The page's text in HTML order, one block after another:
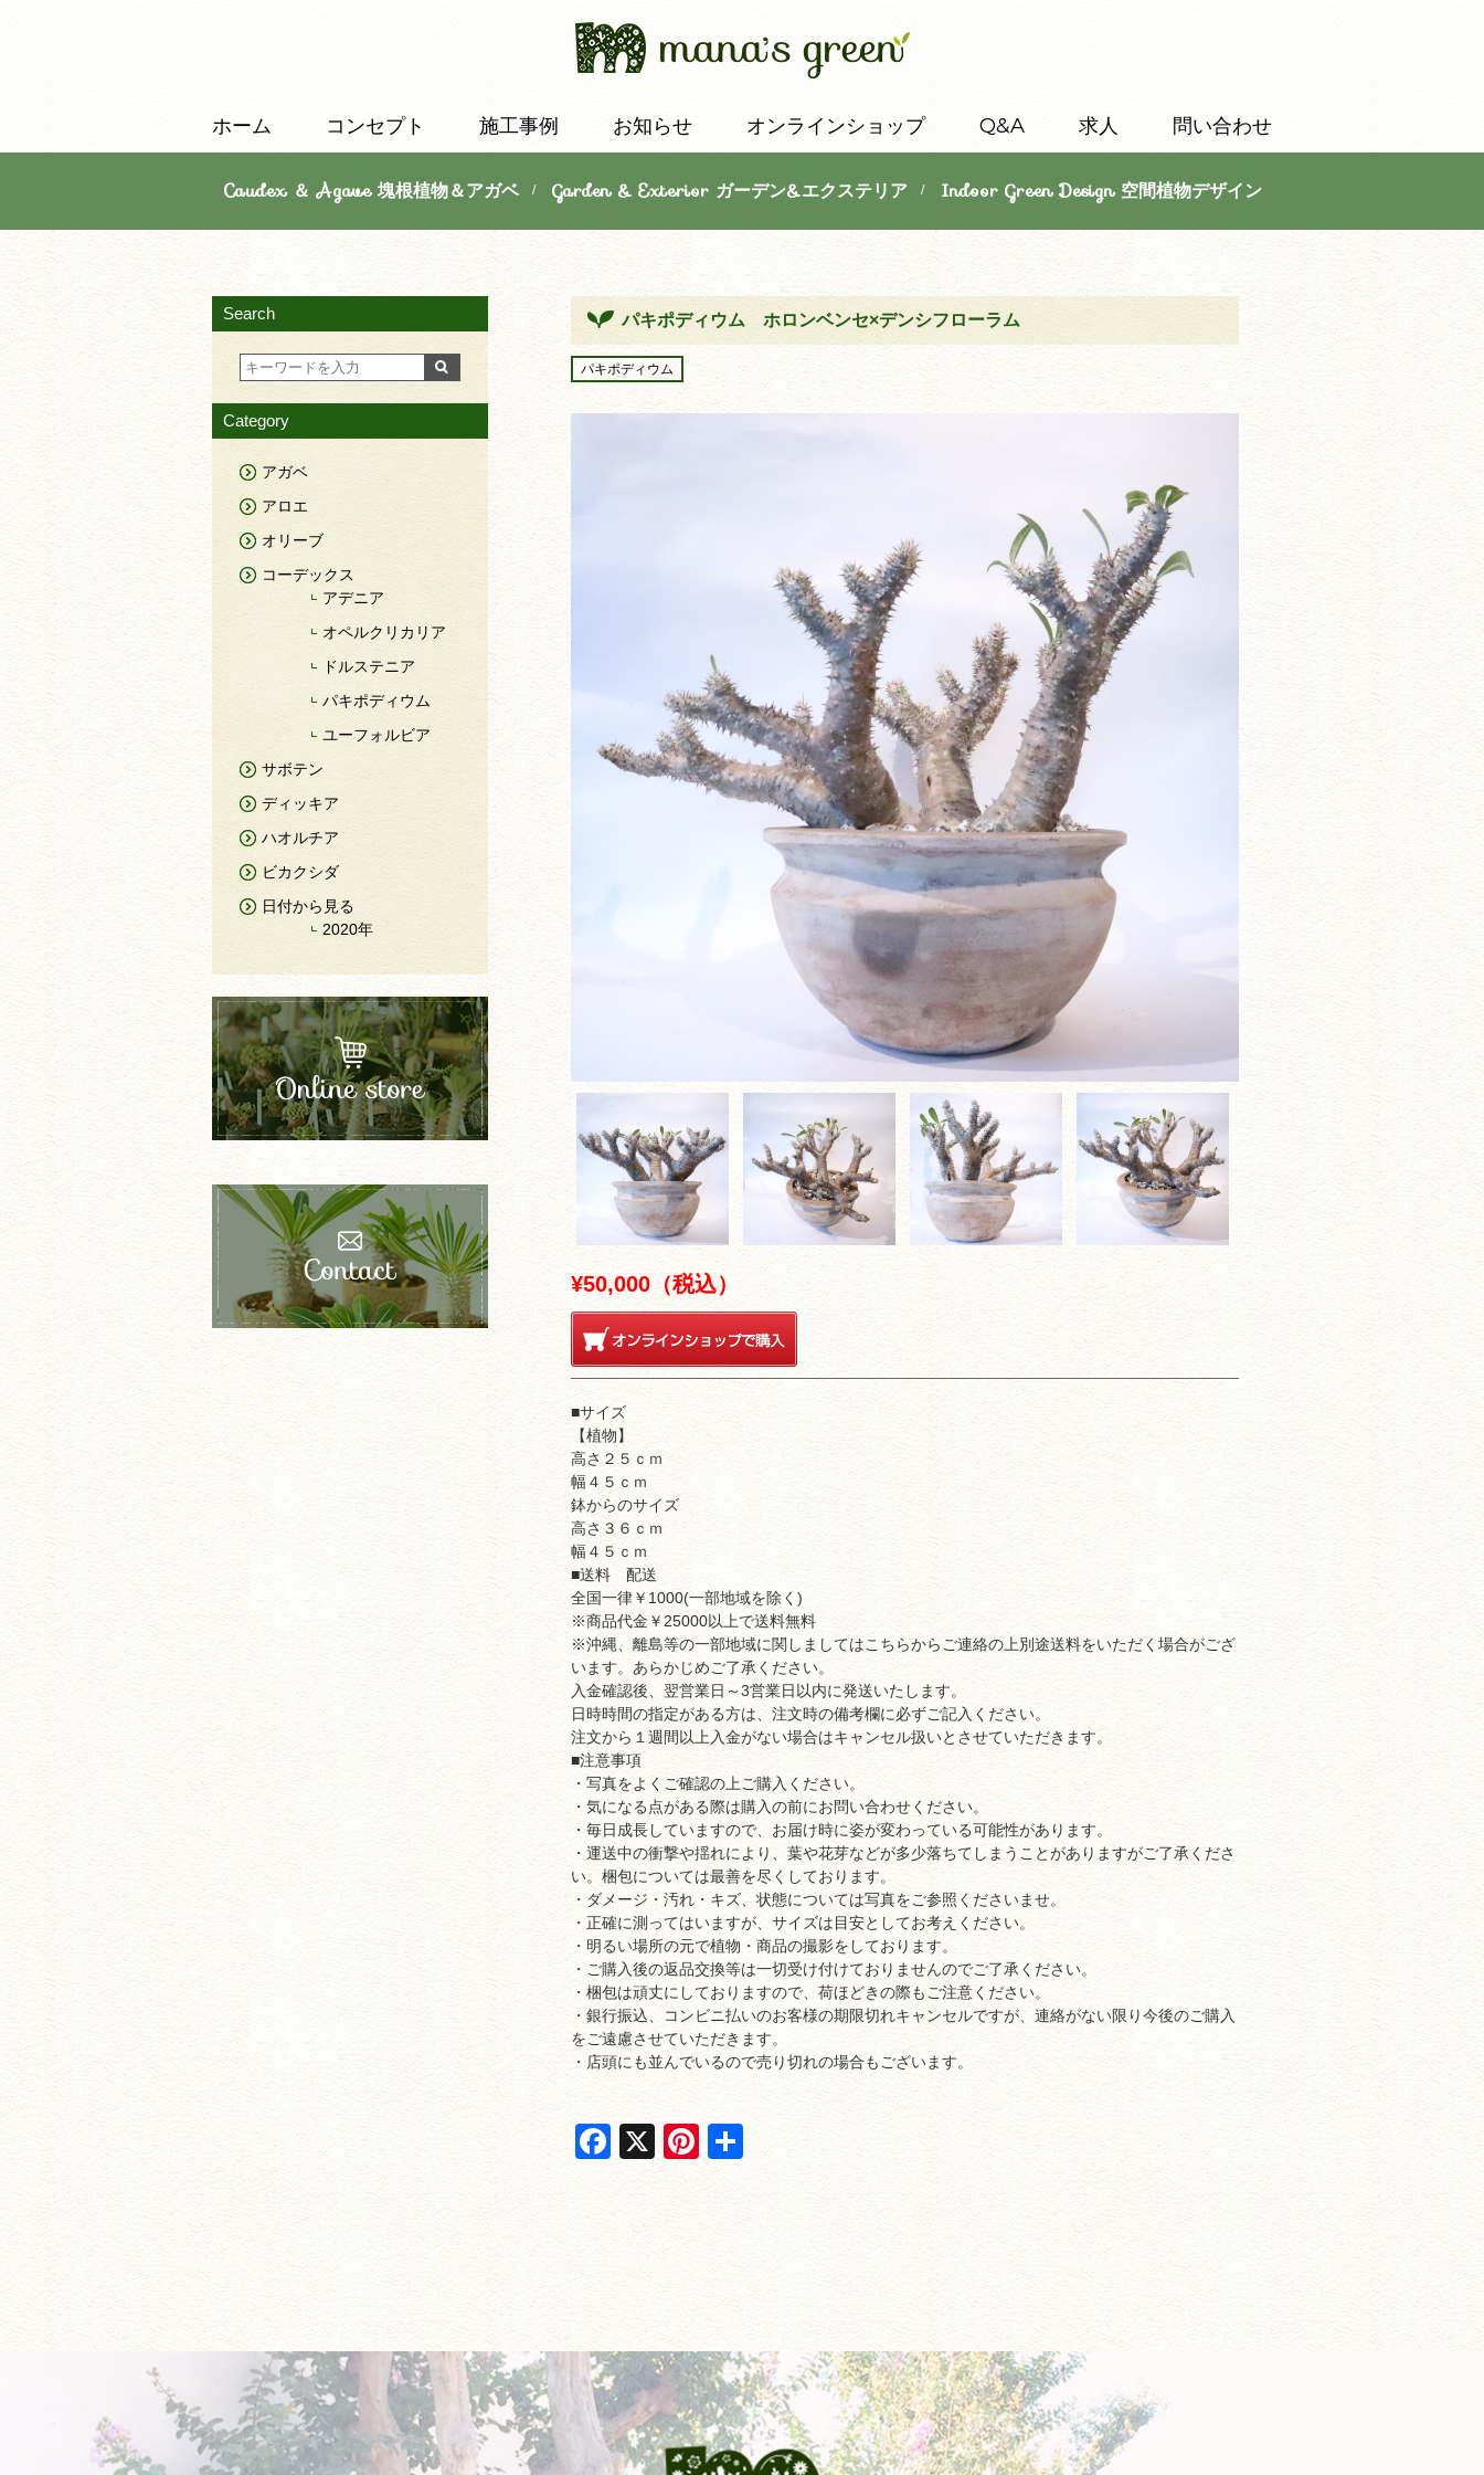
ホーム コンセプト 施工事例 お知らせ オンラインショップ Q&A 求人 問い合わせ
Caudex ＆ Agave 塊根植物＆アガベ/ Garden & Exterior ガーデン&エクステリア/ Indoor Green Design 空間植物デザイン
パキポディウム ホロンベンセ×デンシフローラム
パキポディウム
¥50,000（税込）
■サイズ
【植物】
高さ２５ｃｍ
幅４５ｃｍ
鉢からのサイズ
高さ３６ｃｍ
幅４５ｃｍ
■送料 配送
全国一律￥1000(一部地域を除く)
※商品代金￥25000以上で送料無料
※沖縄、離島等の一部地域に関しましてはこちらからご連絡の上別途送料をいただく場合がござ
います。あらかじめご了承ください。
入金確認後、翌営業日～3営業日以内に発送いたします。
日時時間の指定がある方は、注文時の備考欄に必ずご記入ください。
注文から１週間以上入金がない場合はキャンセル扱いとさせていただきます。
■注意事項
・写真をよくご確認の上ご購入ください。
・気になる点がある際は購入の前にお問い合わせください。
・毎日成長していますので、お届け時に姿が変わっている可能性があります。
・運送中の衝撃や揺れにより、葉や花芽などが多少落ちてしまうことがありますがご了承くださ
い。梱包については最善を尽くしております。
・ダメージ・汚れ・キズ、状態については写真をご参照くださいませ。
・正確に測ってはいますが、サイズは目安としてお考えください。
・明るい場所の元で植物・商品の撮影をしております。
・ご購入後の返品交換等は一切受け付けておりませんのでご了承ください。
・梱包は頑丈にしておりますので、荷ほどきの際もご注意ください。
・銀行振込、コンビニ払いのお客様の期限切れキャンセルですが、連絡がない限り今後のご購入
をご遠慮させていただきます。
・店頭にも並んでいるので売り切れの場合もございます。
F
o
k
X
Pi
Search
Category
アガベ
アロエ
オリーブ
コーデックス
アデニア
オペルクリカリア
ドルステニア
パキポディウム
ユーフォルビア
サボテン
ディッキア
ハオルチア
ビカクシダ
日付から見る
2020年